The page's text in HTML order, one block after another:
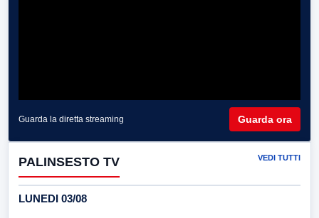
Guarda la diretta streaming Guarda ora
PALINSESTO TV VEDI TUTTI
LUNEDI 03/08